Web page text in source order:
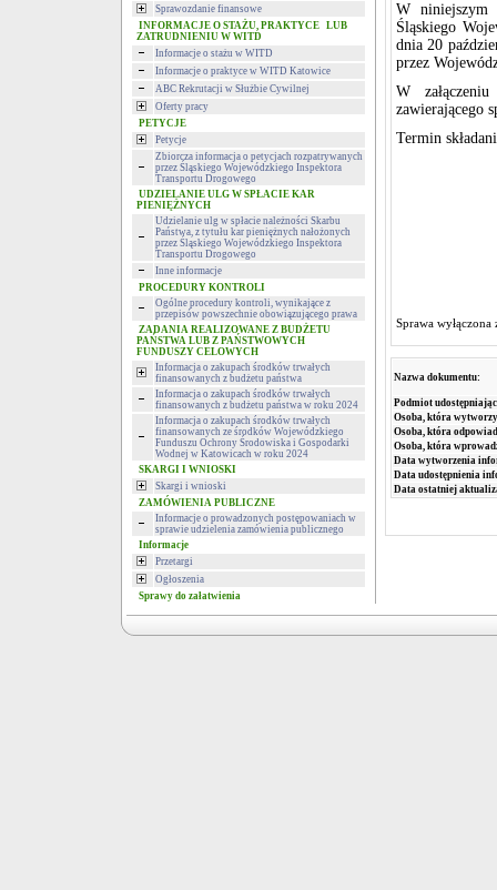
Sprawozdanie finansowe
INFORMACJE O STAŻU, PRAKTYCE LUB
ZATRUDNIENIU W WITD
Informacje o stażu w WITD
Informacje o praktyce w WITD Katowice
ABC Rekrutacji w Służbie Cywilnej
Oferty pracy
PETYCJE
Petycje
Zbiorcza informacja o petycjach rozpatrywanych
przez Śląskiego Wojewódzkiego Inspektora
Transportu Drogowego
UDZIELANIE ULG W SPŁACIE KAR
PIENIĘŻNYCH
Udzielanie ulg w spłacie należności Skarbu
Państwa, z tytułu kar pieniężnych nałożonych
przez Śląskiego Wojewódzkiego Inspektora
Transportu Drogowego
Inne informacje
PROCEDURY KONTROLI
Ogólne procedury kontroli, wynikające z
przepisów powszechnie obowiązującego prawa
ZADANIA REALIZOWANE Z BUDŻETU
PAŃSTWA LUB Z PAŃSTWOWYCH
FUNDUSZY CELOWYCH
Informacja o zakupach środków trwałych
finansowanych z budżetu państwa
Informacja o zakupach środków trwałych
finansowanych z budżetu państwa w roku 2024
Informacja o zakupach środków trwałych
finansowanych ze środków Wojewódzkiego
Funduszu Ochrony Środowiska i Gospodarki
Wodnej w Katowicach w roku 2024
SKARGI I WNIOSKI
Skargi i wnioski
ZAMÓWIENIA PUBLICZNE
Informacje o prowadzonych postępowaniach w
sprawie udzielenia zamówienia publicznego
Informacje
Przetargi
Ogłoszenia
Sprawy do załatwienia
W niniejszym
Śląskiego
dnia 20
przez
W
zawierającego
Termin
Sprawa wyłączona
Nazwa dokumentu:
Podmiot
Osoba, która
Osoba, która
Osoba, która
Data wytworzenia
Data udostępnienia
Data ostatniej